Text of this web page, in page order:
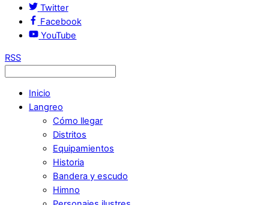
Twitter
Facebook
YouTube
RSS
Inicio
Langreo
Cómo llegar
Distritos
Equipamientos
Historia
Bandera y escudo
Himno